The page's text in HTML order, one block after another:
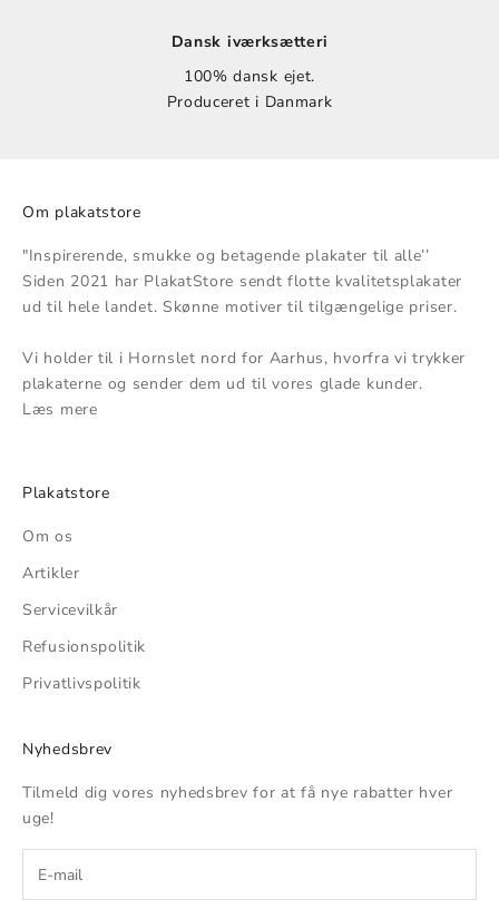
Dansk iværksætteri
100% dansk ejet.
Produceret i Danmark
Om plakatstore
"Inspirerende, smukke og betagende plakater til alle’’
Siden 2021 har PlakatStore sendt flotte kvalitetsplakater
ud til hele landet. Skønne motiver til tilgængelige priser.
Vi holder til i Hornslet nord for Aarhus, hvorfra vi trykker
plakaterne og sender dem ud til vores glade kunder.
Læs mere
Plakatstore
Om os
Artikler
Servicevilkår
Refusionspolitik
Privatlivspolitik
Nyhedsbrev
Tilmeld dig vores nyhedsbrev for at få nye rabatter hver
uge!